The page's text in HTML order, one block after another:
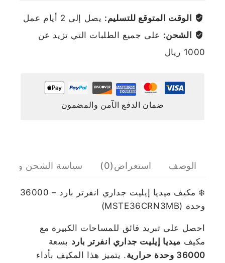
الوقت المتوقع للتسليم: يصل إلى 2 أيام عمل
الشحن: على جميع الطلبات التي تزيد عن
1000 ريال
ضمان الدفع الآمن والمضمون
الوصف استعراض(0) سياسة الشحن
❄️ مكيف ميديا إيليت جداري انفرتر بارد – 36000
وحدة (MSTE36CRN3MB)
احصل على تبريد فائق للمساحات الكبيرة مع
مكيف ميديا إيليت جداري انفرتر بارد بسعة
36000 وحدة حرارية
. يتميز هذا المكيف بأداء